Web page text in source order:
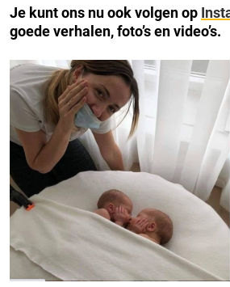
Je kunt ons nu ook volgen op
goede verhalen, foto’s en video’s.